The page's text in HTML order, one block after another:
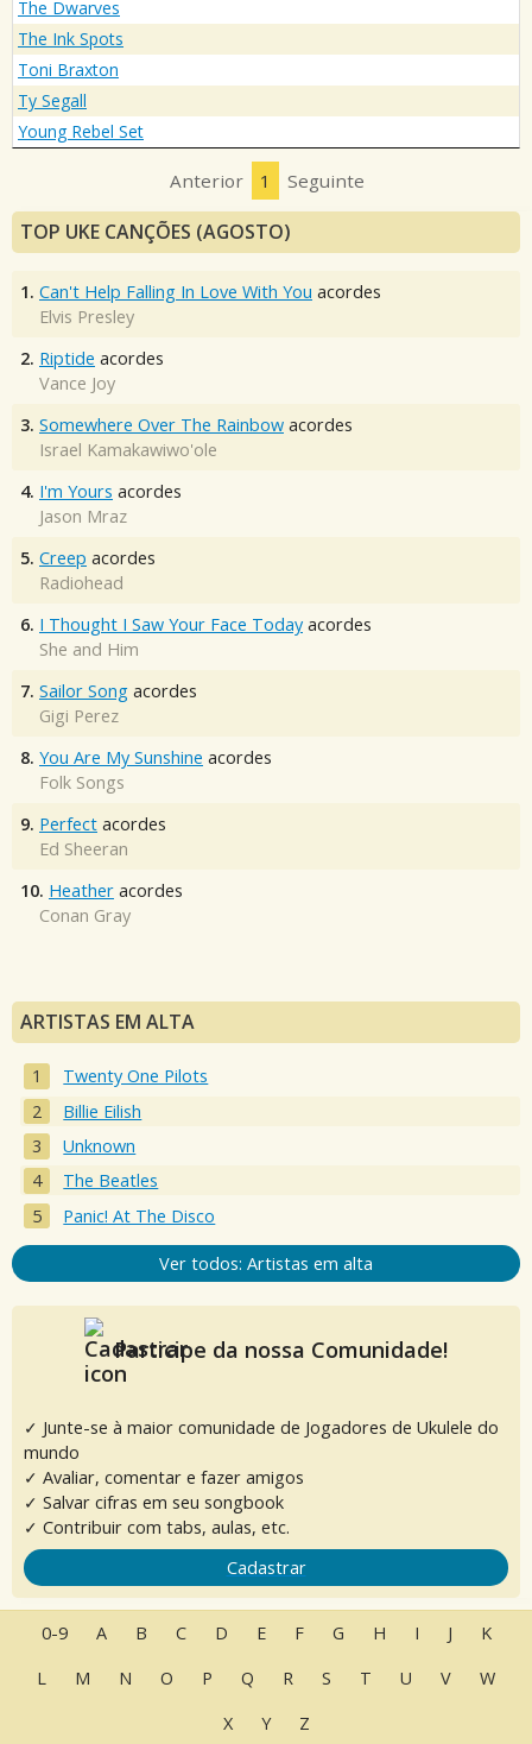
The Dwarves
The Ink Spots
Toni Braxton
Ty Segall
Young Rebel Set
Anterior 1 Seguinte
TOP UKE CANÇÕES (AGOSTO)
1. Can't Help Falling In Love With You acordes
Elvis Presley
2. Riptide acordes
Vance Joy
3. Somewhere Over The Rainbow acordes
Israel Kamakawiwo'ole
4. I'm Yours acordes
Jason Mraz
5. Creep acordes
Radiohead
6. I Thought I Saw Your Face Today acordes
She and Him
7. Sailor Song acordes
Gigi Perez
8. You Are My Sunshine acordes
Folk Songs
9. Perfect acordes
Ed Sheeran
10. Heather acordes
Conan Gray
ARTISTAS EM ALTA
Twenty One Pilots
Billie Eilish
Unknown
The Beatles
Panic! At The Disco
Ver todos: Artistas em alta
Participe da nossa Comunidade!
✓ Junte-se à maior comunidade de Jogadores de Ukulele do
mundo
✓ Avaliar, comentar e fazer amigos
✓ Salvar cifras em seu songbook
✓ Contribuir com tabs, aulas, etc.
Cadastrar
0-9 A B C D E F G H I J
K
L
M N O P Q R S T U V
W
X
Y Z